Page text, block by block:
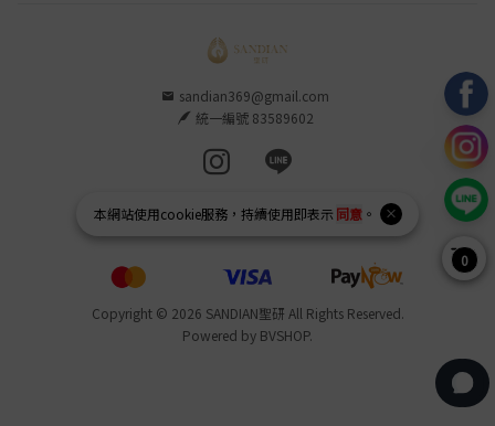
本網站使用cookie服務，持續使用即表示 同意。
sandian369@gmail.com
統一編號 83589602
Instagram page
Line page
Copyright © 2026 SANDIAN聖研 All Rights Reserved.
Powered by BVSHOP.
0